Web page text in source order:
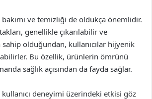
bakımı ve temizliği de oldukça önemlidir.
genellikle çıkarılabilir ve
sahip olduğundan, kullanıcılar hijyenik
Bu özellik, ürünlerin ömrünü
sağlık açısından da fayda sağlar.
kullanıcı deneyimi üzerindeki etkisi göz